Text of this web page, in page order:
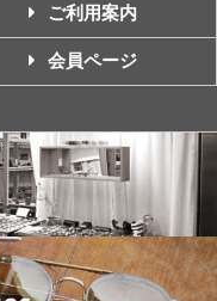
ご利用案内
会員ページ